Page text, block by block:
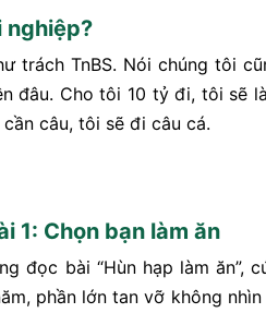
nghiệp?
trách TnBS. Nói chúng tôi
đâu. Cho tôi 10 tỷ đi, tôi sẽ
câu, tôi sẽ đi câu cá.
1: Chọn bạn làm ăn
đọc bài “Hùn hạp làm ăn”,
phần lớn tan vỡ không